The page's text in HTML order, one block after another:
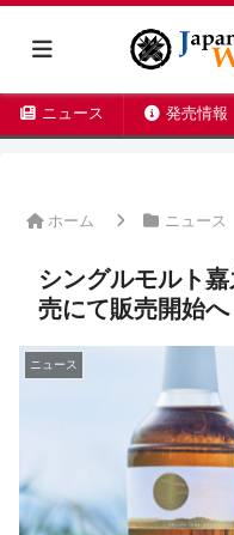
ニュース 発売情報
ホーム ニュース
シングルモルト
売にて販売開始へ
ニュース